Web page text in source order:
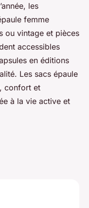
les
femme
ou vintage et pièces
accessibles
en éditions
Les sacs épaule
confort et
à la vie active et